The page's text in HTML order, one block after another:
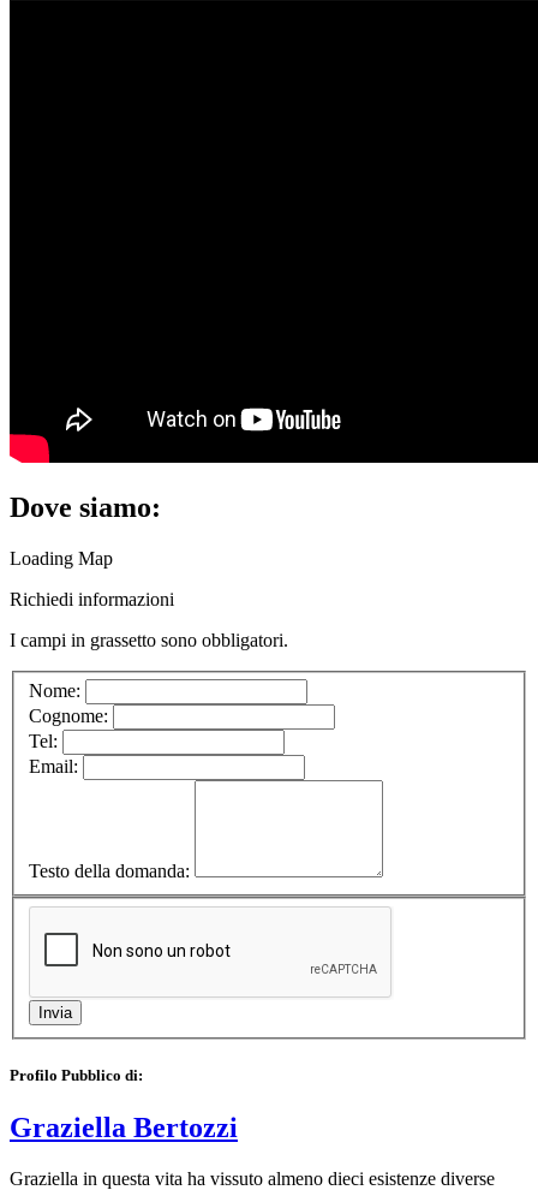
Dove siamo:
Loading Map
Richiedi informazioni
I campi in grassetto sono obbligatori.
Nome:
Cognome:
Tel:
Email:
Testo della domanda:
Profilo Pubblico di:
Graziella Bertozzi
Graziella in questa vita ha vissuto almeno dieci esistenze diverse